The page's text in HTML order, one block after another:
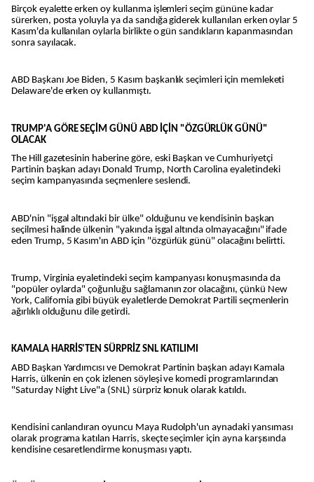
Birçok eyalette erken oy kullanma işlemleri seçim gününe kadar
sürerken, posta yoluyla ya da sandığa giderek kullanılan erken oylar 5
Kasım'da kullanılan oylarla birlikte o gün sandıkların kapanmasından
sonra sayılacak.
ABD Başkanı Joe Biden, 5 Kasım başkanlık seçimleri için memleketi
Delaware'de erken oy kullanmıştı.
TRUMP'A GÖRE SEÇİM GÜNÜ ABD İÇİN "ÖZGÜRLÜK GÜNÜ"
OLACAK
The Hill gazetesinin haberine göre, eski Başkan ve Cumhuriyetçi
Partinin başkan adayı Donald Trump, North Carolina eyaletindeki
seçim kampanyasında seçmenlere seslendi.
ABD'nin "işgal altındaki bir ülke" olduğunu ve kendisinin başkan
seçilmesi halinde ülkenin "yakında işgal altında olmayacağını" ifade
eden Trump, 5 Kasım'ın ABD için "özgürlük günü" olacağını belirtti.
Trump, Virginia eyaletindeki seçim kampanyası konuşmasında da
"popüler oylarda" çoğunluğu sağlamanın zor olacağını, çünkü New
York, California gibi büyük eyaletlerde Demokrat Partili seçmenlerin
ağırlıklı olduğunu dile getirdi.
KAMALA HARRİS'TEN SÜRPRİZ SNL KATILIMI
ABD Başkan Yardımcısı ve Demokrat Partinin başkan adayı Kamala
Harris, ülkenin en çok izlenen söyleşi ve komedi programlarından
"Saturday Night Live"a (SNL) sürpriz konuk olarak katıldı.
Kendisini canlandıran oyuncu Maya Rudolph'un aynadaki yansıması
olarak programa katılan Harris, skeçte seçimler için ayna karşısında
kendisine cesaretlendirme konuşması yaptı.